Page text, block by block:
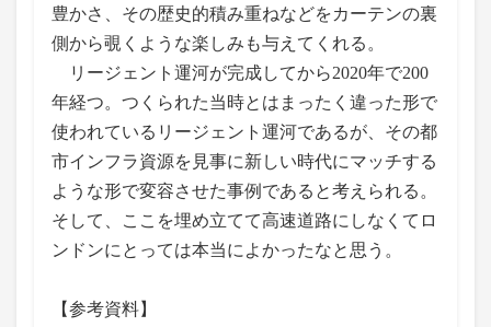
豊かさ、その歴史的積み重ねなどをカーテンの裏
側から覗くような楽しみも与えてくれる。
リージェント運河が完成してから2020年で200
年経つ。つくられた当時とはまったく違った形で
使われているリージェント運河であるが、その都
市インフラ資源を見事に新しい時代にマッチする
ような形で変容させた事例であると考えられる。
そして、ここを埋め立てて高速道路にしなくてロ
ンドンにとっては本当によかったなと思う。
【参考資料】